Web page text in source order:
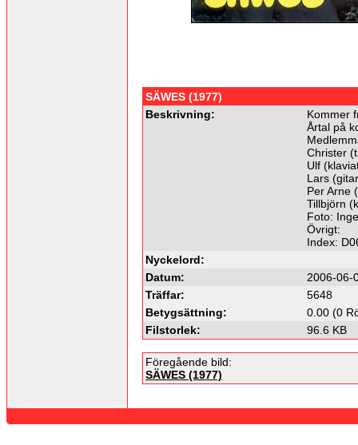
SÄWES (1977)
Beskrivning:
Kommer
Årtal på
Christer
Ulf
Lars
Per Arne
Tillbjörn
Foto:
Övrigt:
Index:
Nyckelord:
Datum:
2006-06-
Träffar:
5648
Betygsättning:
0.00 (0
Filstorlek:
96.6 KB
Föregående bild:
SÄWES (1977)